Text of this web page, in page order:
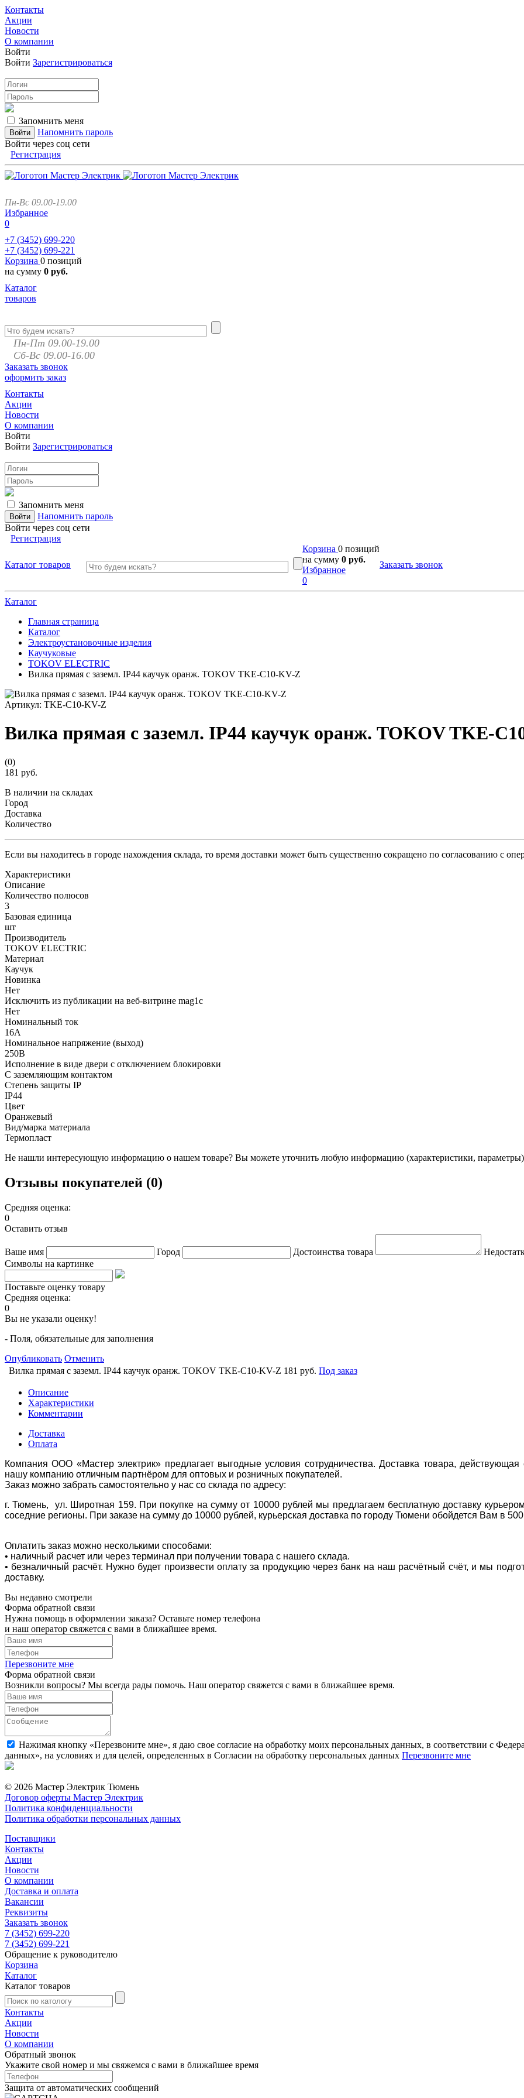
Контакты
Акции
Новости
О компании
Войти
Войти Зарегистрироваться
Запомнить меня
Напомнить пароль
Войти через соц сети
Регистрация
Пн-Вс 09.00-19.00
Избранное
0
+7 (3452) 699-220
+7 (3452) 699-221
Корзина 0 позиций
на сумму 0 руб.
Каталог
товаров
Пн-Пт 09.00-19.00
Сб-Вс 09.00-16.00
Заказать звонок
оформить заказ
Контакты
Акции
Новости
О компании
Войти
Войти Зарегистрироваться
Запомнить меня
Напомнить пароль
Войти через соц сети
Регистрация
Каталог товаров
Корзина 0 позиций
на сумму 0 руб.
Избранное
0
Заказать звонок
Каталог
Главная страница
Каталог
Электроустановочные изделия
Каучуковые
TOKOV ELECTRIC
Вилка прямая с заземл. IP44 каучук оранж. TOKOV TKE-C10-KV-Z
Артикул: TKE-C10-KV-Z
Вилка прямая с заземл. IP44 каучук оранж. TOKOV TKE-
(0)
181 руб.
В наличии на складах
Город
Доставка
Количество
Если вы находитесь в городе нахождения склада, то время доставки может быть существенно сокращено по согласованию с
Характеристики
Описание
Количество полюсов
3
Базовая единица
шт
Производитель
TOKOV ELECTRIC
Материал
Каучук
Новинка
Нет
Исключить из публикации на веб-витрине mag1c
Нет
Номинальный ток
16А
Номинальное напряжение (выход)
250В
Исполнение в виде двери с отключением блокировки
С заземляющим контактом
Степень защиты IP
IP44
Цвет
Оранжевый
Вид/марка материала
Термопласт
Не нашли интересующую информацию о нашем товаре? Вы можете уточнить любую информацию (характеристики,
Отзывы покупателей (0)
Средняя оценка:
0
Оставить отзыв
Ваше имя Город Достоинства товара
Символы на картинке
Поставьте оценку товару
Средняя оценка:
0
Вы не указали оценку!
- Поля, обязательные для заполнения
Опубликовать Отменить
Вилка прямая с заземл. IP44 каучук оранж. TOKOV TKE-C10-KV-Z 181 руб. Под заказ
Описание
Характеристики
Комментарии
Доставка
Оплата
Компания ООО «Мастер электрик» предлагает выгодные условия сотрудничества. Доставка товара,
нашу компанию отличным партнёром для оптовых и розничных покупателей.
Заказ можно забрать самостоятельно у нас со склада по адресу:
г. Тюмень, ул. Широтная 159. При покупке на сумму от 10000 рублей мы предлагаем бесплатную доставку
соседние регионы. При заказе на сумму до 10000 рублей, курьерская доставка по городу Тюмени обойдется Вам в
Оплатить заказ можно несколькими способами:
• наличный расчет или через терминал при получении товара с нашего склада.
• безналичный расчёт. Нужно будет произвести оплату за продукцию через банк на наш расчётный счёт, и мы
доставку.
Вы недавно смотрели
Форма обратной связи
Нужна помощь в оформлении заказа? Оставьте номер телефона
и наш оператор свяжется с вами в ближайшее время.
Перезвоните мне
Форма обратной связи
Возникли вопросы? Мы всегда рады помочь. Наш оператор свяжется с вами в ближайшее время.
Нажимая кнопку «Перезвоните мне», я даю свое согласие на обработку моих персональных данных, в соответствии с
данных», на условиях и для целей, определенных в Согласии на обработку персональных данных Перезвоните мне
© 2026 Мастер Электрик Тюмень
Договор оферты Мастер Электрик
Политика конфиденциальности
Политика обработки персональных данных
Поставщики
Контакты
Акции
Новости
О компании
Доставка и оплата
Вакансии
Реквизиты
Заказать звонок
7 (3452) 699-220
7 (3452) 699-221
Обращение к руководителю
Корзина
Каталог
Каталог товаров
Контакты
Акции
Новости
О компании
Обратный звонок
Укажите свой номер и мы свяжемся с вами в ближайшее время
Защита от автоматических сообщений